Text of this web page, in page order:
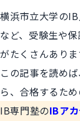
横浜市立大学の
など、受験生や
がたくさんありま
この記事を読め
ら、合格するた
IB専門塾のIBア